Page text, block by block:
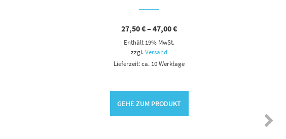
27,50€–47,00€Preisspanne:
Enthält 19% MwSt.
zzgl.Versand
Lieferzeit: ca. 10 Werktage
GEHE ZUM PRODUKT